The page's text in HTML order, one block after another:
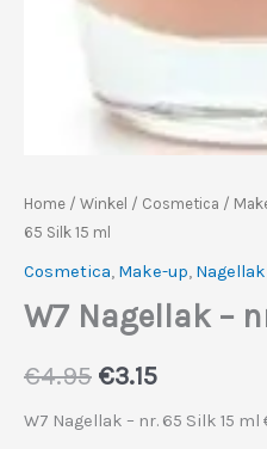
Home / Winkel / Cosmetica /
65 Silk 15 ml
Cosmetica, Make-up, Nagellak
W7 Nagellak –
€4.95 Oorspronkelijke
prijs
€3.15Huidige
prijs
W7 Nagellak – nr. 65 Silk 15 ml